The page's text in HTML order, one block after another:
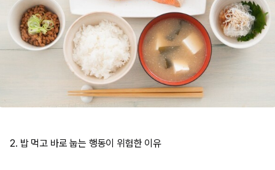
2. 밥 먹고 바로 눕는 행동이 위험한 이유